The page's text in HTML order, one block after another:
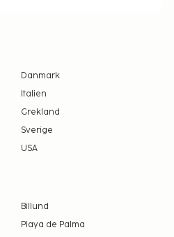
Danmark
Italien
Grekland
Sverige
USA
Billund
Playa de Palma